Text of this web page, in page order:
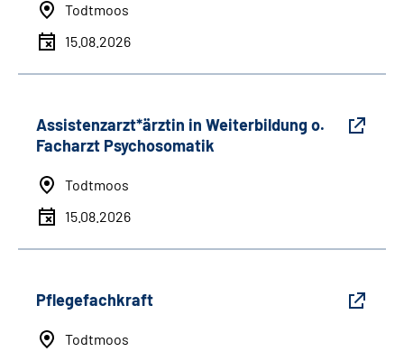
Todtmoos
15.08.2026
Assistenzarzt*ärztin in Weiterbildung o.
Facharzt Psychosomatik
Todtmoos
15.08.2026
Pflegefachkraft
Todtmoos